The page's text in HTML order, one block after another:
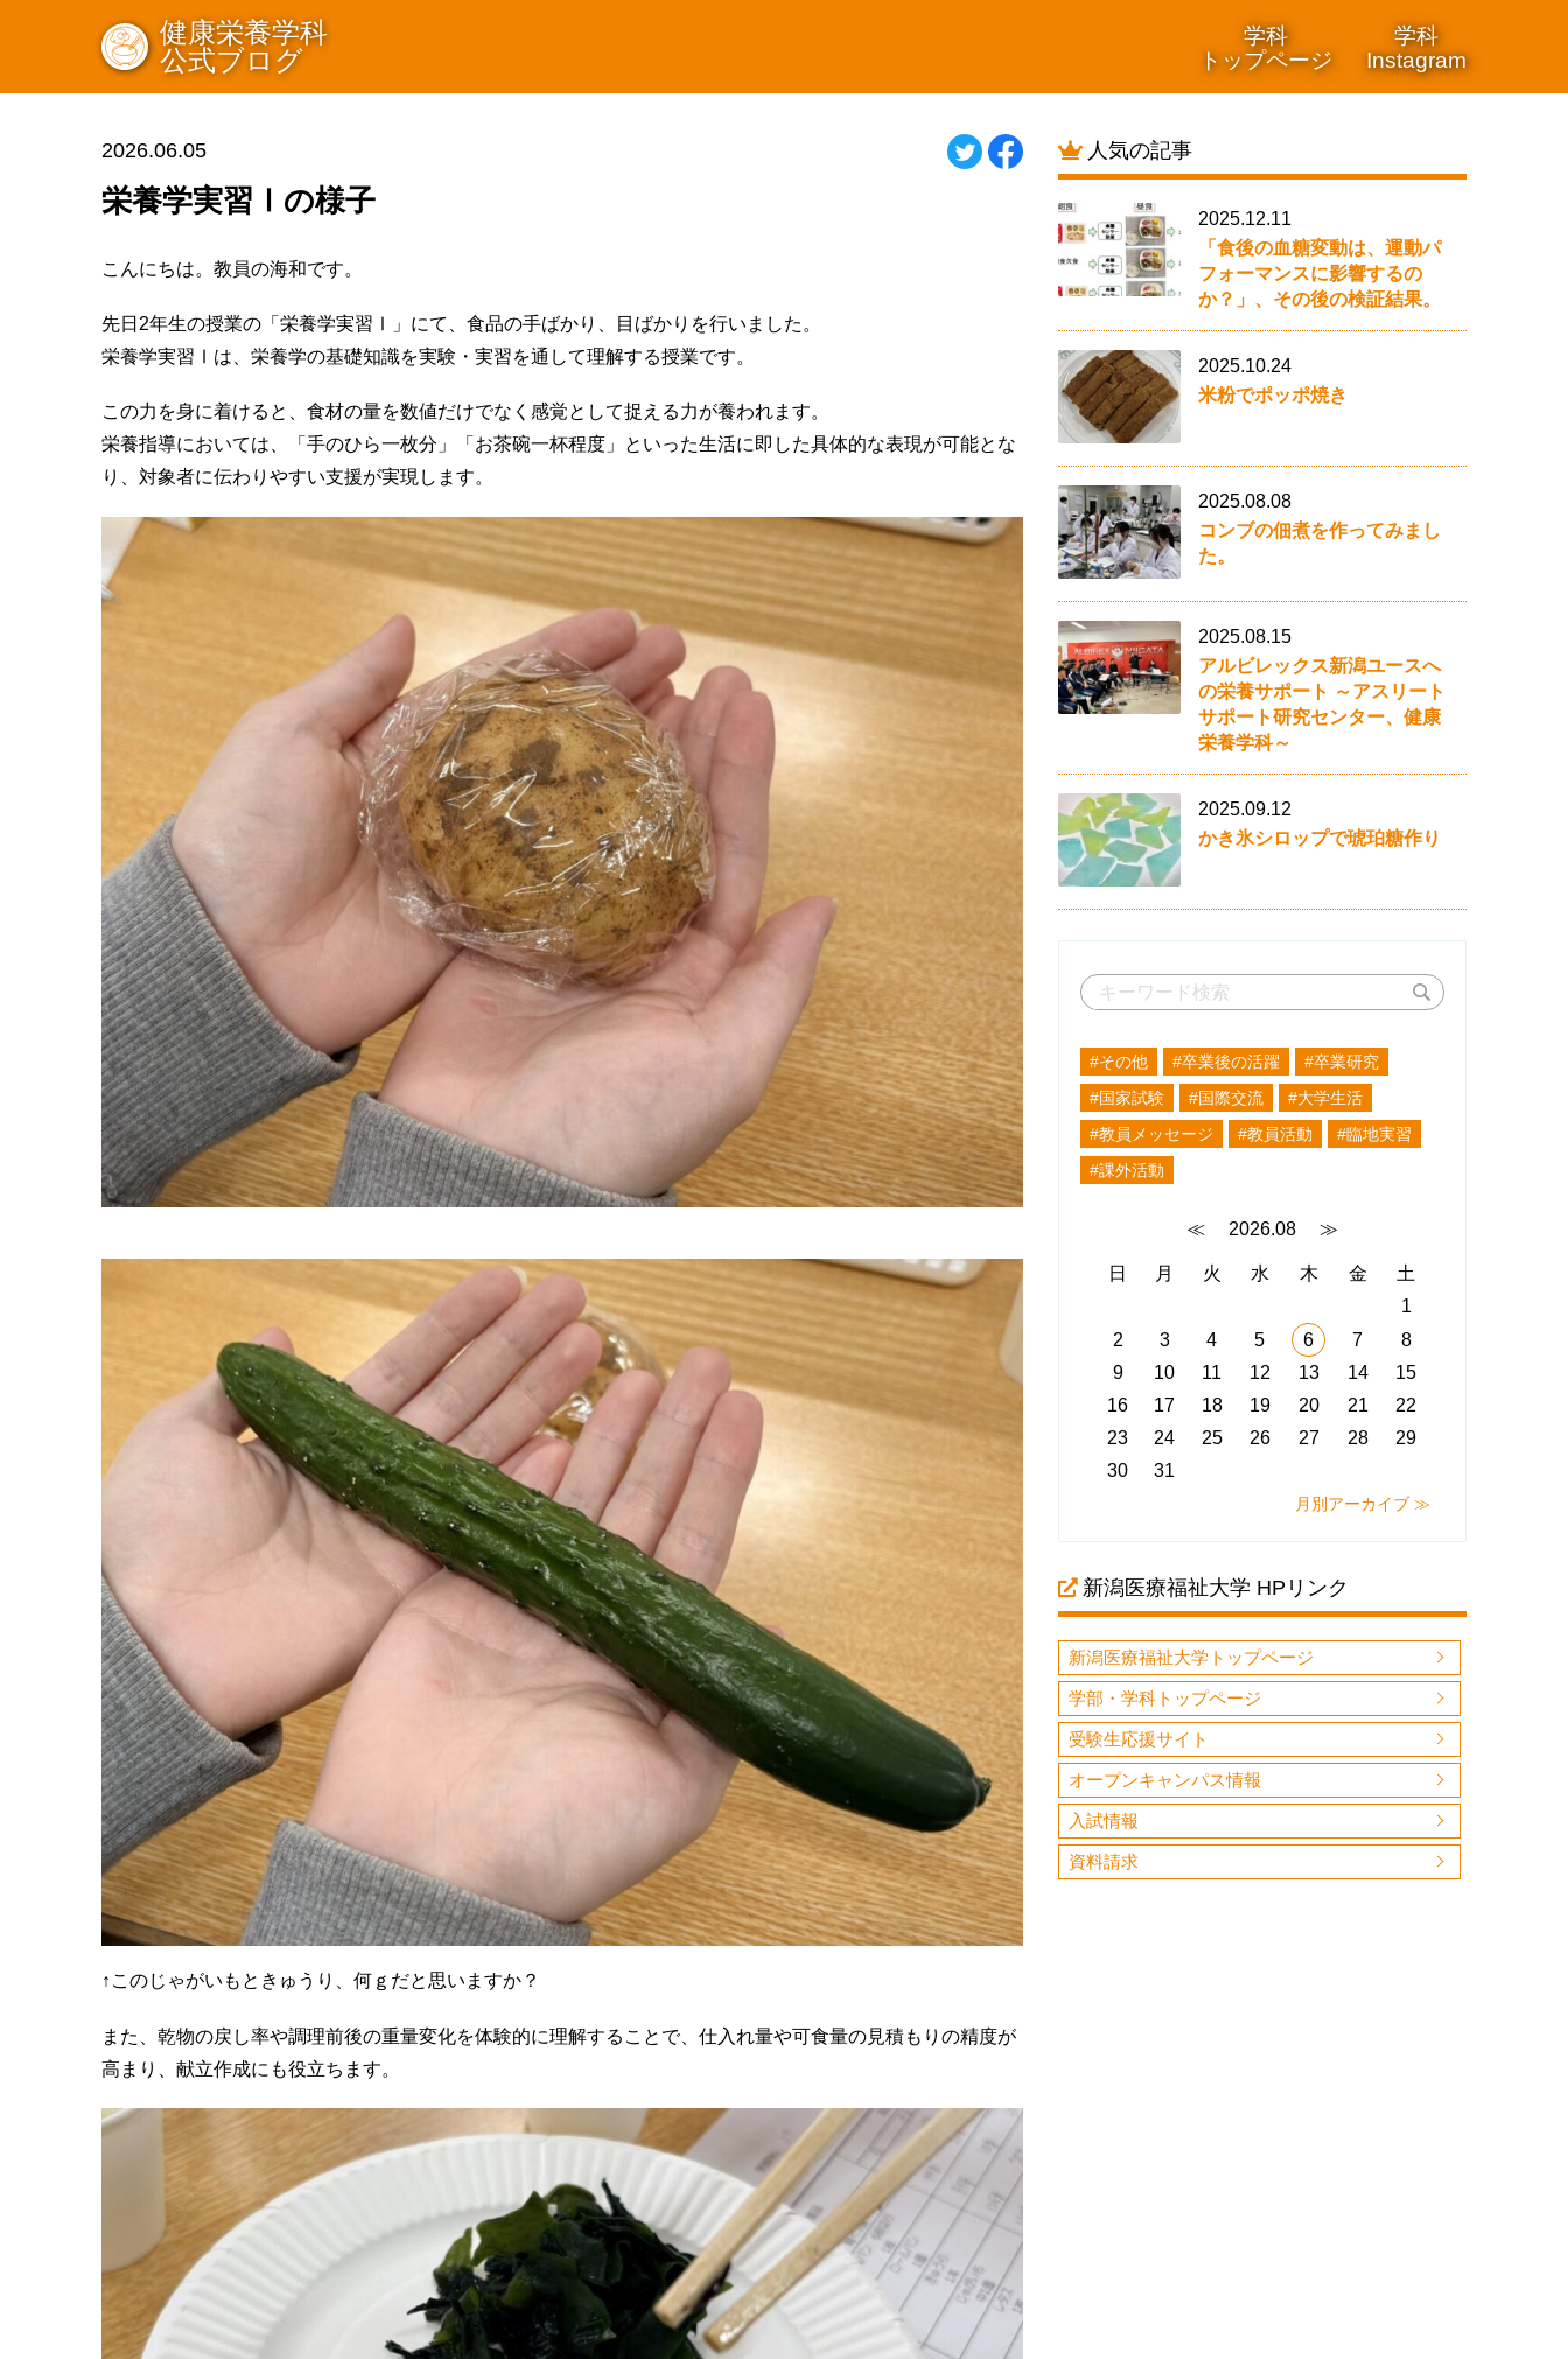
学科
トップページ
学科
Instagram
健康栄養学科
公式ブログ
2026.06.05
栄養学実習Ⅰの様子
こんにちは。教員の海和です。
先日2年生の授業の「栄養学実習Ⅰ」にて、食品の手ばかり、目ばかりを行いました。
栄養学実習Ⅰは、栄養学の基礎知識を実験・実習を通して理解する授業です。
この力を身に着けると、食材の量を数値だけでなく感覚として捉える力が養われます。
栄養指導においては、「手のひら一枚分」「お茶碗一杯程度」といった生活に即した具体的な表現が可能とな
り、対象者に伝わりやすい支援が実現します。
↑このじゃがいもときゅうり、何ｇだと思いますか？
また、乾物の戻し率や調理前後の重量変化を体験的に理解することで、仕入れ量や可食量の見積もりの精度が
高まり、献立作成にも役立ちます。
人気の記事
2025.12.11
「食後の血糖変動は、運動パ
フォーマンスに影響するの
か？」、その後の検証結果。
2025.10.24
米粉でポッポ焼き
2025.08.08
コンブの佃煮を作ってみまし
た。
2025.08.15
アルビレックス新潟ユースへ
の栄養サポート ～アスリート
サポート研究センター、健康
栄養学科～
2025.09.12
かき氷シロップで琥珀糖作り
#その他 #卒業後の活躍
#卒業研究
#国家試験
#国際交流
#大学生活
#教員メッセージ
#教員活動
#臨地実習
#課外活動
≪ 2026.08 ≫
日 月 火 水 木 金
土
1
2
3 4 5 6 7
8
9
10 11 12 13 14
15
16
17 18 19 20 21
22
23
24 25 26 27 28
29
30
31
月別アーカイブ ≫
新潟医療福祉大学 HPリンク
新潟医療福祉大学トップページ
学部・学科トップページ
受験生応援サイト
オープンキャンパス情報
入試情報
資料請求